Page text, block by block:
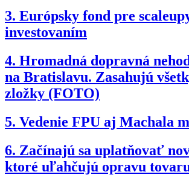
3. Európsky fond pre
investovaním
4. Hromadná dopravná
na Bratislavu. Zasahujú
zložky (FOTO)
5. Vedenie FPU aj Machala
6. Začínajú sa uplatňovať
ktoré uľahčujú opravu